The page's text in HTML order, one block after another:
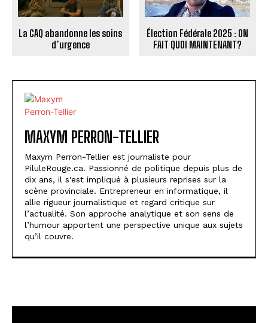
La CAQ abandonne les soins
d’urgence
Élection Fédérale 2025 : ON
FAIT QUOI MAINTENANT?
MAXYM PERRON-TELLIER
Maxym Perron-Tellier est journaliste pour
PiluleRouge.ca. Passionné de politique depuis plus de
dix ans, il s'est impliqué à plusieurs reprises sur la
scène provinciale. Entrepreneur en informatique, il
allie rigueur journalistique et regard critique sur
l’actualité. Son approche analytique et son sens de
l’humour apportent une perspective unique aux sujets
qu’il couvre.